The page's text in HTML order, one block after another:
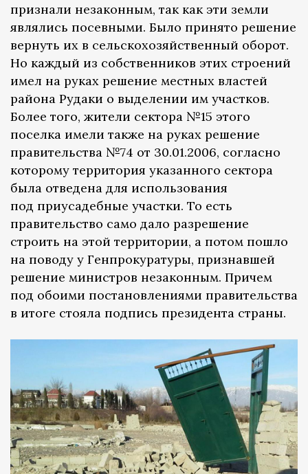
признали незаконным, так как эти земли
являлись посевными. Было принято решение
вернуть их в сельскохозяйственный оборот.
Но каждый из собственников этих строений
имел на руках решение местных властей
района Рудаки о выделении им участков.
Более того, жители сектора №15 этого
поселка имели также на руках решение
правительства №74 от 30.01.2006, согласно
которому территория указанного сектора
была отведена для использования
под приусадебные участки. То есть
правительство само дало разрешение
строить на этой территории, а потом пошло
на поводу у Генпрокуратуры, признавшей
решение министров незаконным. Причем
под обоими постановлениями правительства
в итоге стояла подпись президента страны.